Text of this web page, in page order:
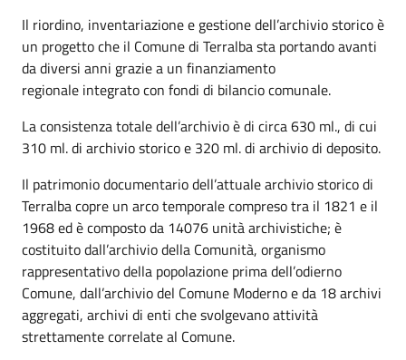
Il riordino, inventariazione e gestione dell’archivio storico è
un progetto che il Comune di Terralba sta portando avanti
da diversi anni grazie a un finanziamento
regionale integrato con fondi di bilancio comunale.
La consistenza totale dell’archivio è di circa 630 ml., di cui
310 ml. di archivio storico e 320 ml. di archivio di deposito.
Il patrimonio documentario dell’attuale archivio storico di
Terralba copre un arco temporale compreso tra il 1821 e il
1968 ed è composto da 14076 unità archivistiche; è
costituito dall’archivio della Comunità, organismo
rappresentativo della popolazione prima dell’odierno
Comune, dall’archivio del Comune Moderno e da 18 archivi
aggregati, archivi di enti che svolgevano attività
strettamente correlate al Comune.